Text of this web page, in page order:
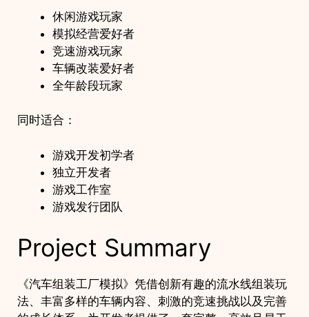
休闲游戏玩家
模拟经营爱好者
竞速游戏玩家
车辆改装爱好者
全年龄段玩家
同时适合：
游戏开发初学者
独立开发者
游戏工作室
游戏发行团队
Project Summary
《汽车组装工厂模拟》凭借创新有趣的流水线组装玩
法、丰富多样的车辆内容、刺激的竞速挑战以及完善